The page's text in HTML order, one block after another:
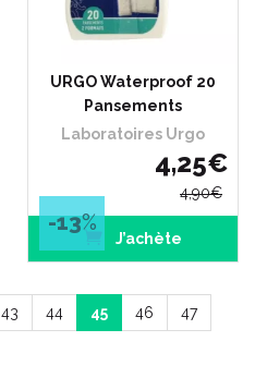
URGO Waterproof 20
Pansements
Laboratoires Urgo
4,25€
4,90€
-13%
J’achète
43 44 45 46 47